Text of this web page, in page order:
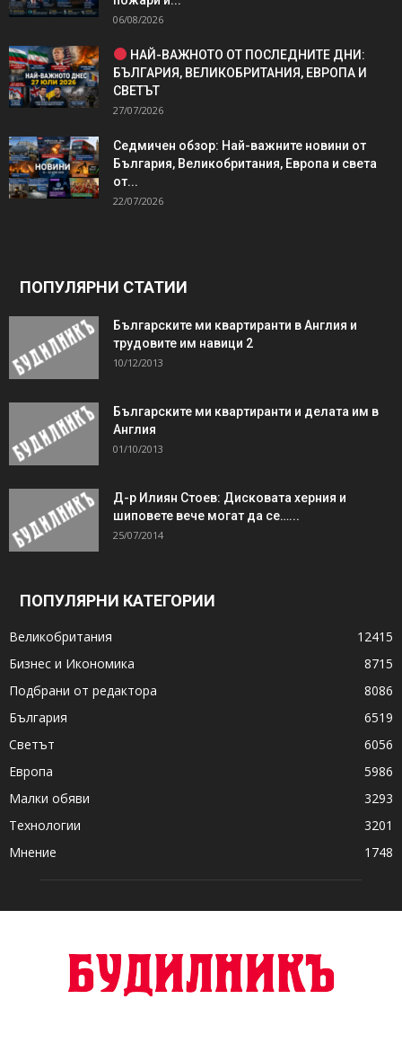
06/08/2026
НАЙ-ВАЖНОТО ОТ ПОСЛЕДНИТЕ ДНИ:
БЪЛГАРИЯ, ВЕЛИКОБРИТАНИЯ, ЕВРОПА И
СВЕТЪТ
27/07/2026
Седмичен обзор: Най-важните новини от
България, Великобритания, Европа и света
от...
22/07/2026
ПОПУЛЯРНИ СТАТИИ
Българските ми квартиранти в Англия и
трудовите им навици 2
10/12/2013
Българските ми квартиранти и делата им в
Англия
01/10/2013
Д-р Илиян Стоев: Дисковата херния и
шиповете вече могат да се…...
25/07/2014
ПОПУЛЯРНИ КАТЕГОРИИ
Великобритания
12415
Бизнес и Икономика
8715
Подбрани от редактора
8086
България
6519
Светът
6056
Европа
5986
Малки обяви
3293
Технологии
3201
Мнение
1748